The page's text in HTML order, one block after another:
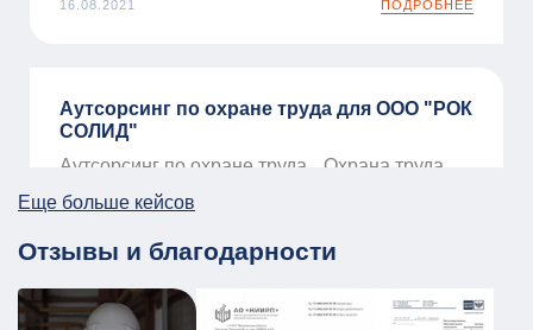
16.08.2021 ПОДРОБНЕЕ
Аутсорсинг по охране труда для ООО "РОК
СОЛИД"
Аутсорсинг по охране труда
Охрана труда
ПЛДЧС для МБУ ДО «Образовательный
центр «Смена»
Еще больше кейсов
Отзывы и благодарности